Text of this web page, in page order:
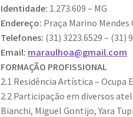
Identidade: 1.273.609 – MG
Endereço: Praça Marino Mendes
Telefones: (31) 3223.6529 – (31)
Email: maraulhoa@gmail.com
FORMAÇÃO PROFISSIONAL
2.1 Residência Artística – Ocupa
2.2 Participação em diversos
Bianchi, Miguel Gontijo, Yara